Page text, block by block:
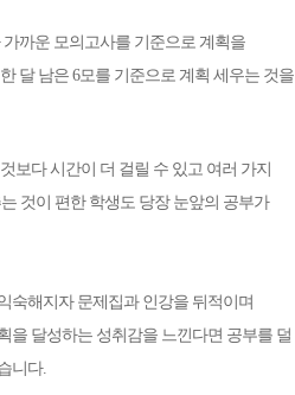
까운 모의고사를 기준으로 계획을
달 남은 6모를 기준으로 계획 세우는 것을
보다 시간이 더 걸릴 수 있고 여러 가지
것이 편한 학생도 당장 눈앞의 공부가
숙해지자 문제집과 인강을 뒤적이며
을 달성하는 성취감을 느낀다면 공부를 덜
니다.